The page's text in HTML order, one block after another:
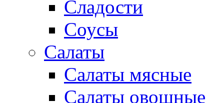
Сладости
Соусы
Салаты
Салаты мясные
Салаты овощные